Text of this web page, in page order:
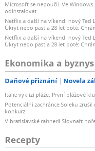
Microsoft se nepoučil. Ve
odinstalovat
Netflix a další na víkend: nový Ted
Úkryt nebo past a 28 let poté:
Netflix a další na víkend: nový Ted
Úkryt nebo past a 28 let poté:
Ekonomika a byznys
Daňové přiznání Novela
Itálie vyklízí pláže. První plážové
Potenciální zachránce Soleku
konkurz
V bratislavské rafinerii Slovnaft
Recepty